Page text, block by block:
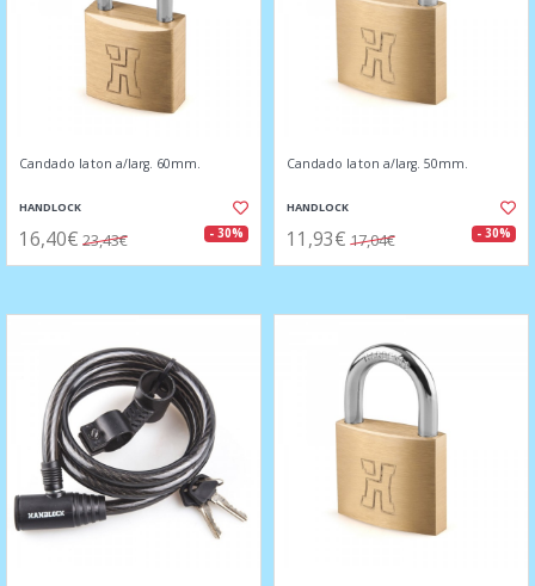
Candado laton a/larg. 60mm.
HANDLOCK
16,40€ 23,43€ - 30%
Candado laton a/larg. 50mm.
HANDLOCK
11,93€ 17,04€ - 30%